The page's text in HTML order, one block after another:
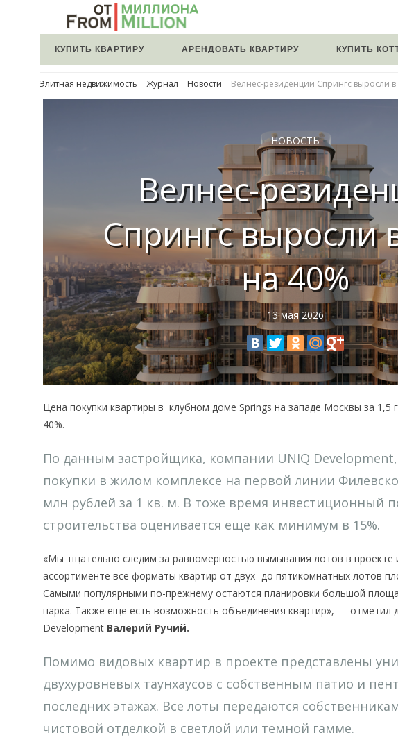
КУПИТЬ КВАРТИРУ АРЕНДОВАТЬ КВАРТИРУ КУПИТЬ
Элитная недвижимость Журнал Новости Велнес-резиденции Спрингс выросли в
НОВОСТЬ
Велнес-
Спрингс выросли
на 40%
13 мая 2026
Цена покупки квартиры в клубном доме Springs на западе Москвы за 1,5
40%.
По данным застройщика, компании UNIQ Development,
покупки в жилом комплексе на первой линии
млн рублей за 1 кв. м. В тоже время инвестиционный
строительства оценивается еще как минимум в 15%.
«Мы тщательно следим за равномерностью вымывания лотов в проекте
ассортименте все форматы квартир от двух- до пятикомнатных лотов
Самыми популярными по-прежнему остаются планировки большой
парка. Также еще есть возможность объединения квартир», — отметил
Development Валерий Ручий.
Помимо видовых квартир в проекте представлены
двухуровневых таунхаусов с собственным патио и
последних этажах. Все лоты передаются
чистовой отделкой в светлой или темной гамме.